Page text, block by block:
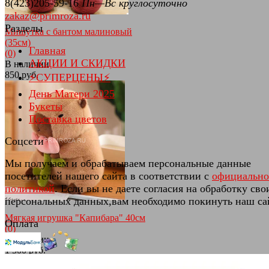
избранное сравнить
Мишутка с бантом малиновый
(35см)
(0)
В наличии
850 руб.
Мягкая игрушка "Капибара" 40см
(0)
В наличии
1 500 руб.
8(423)205-59-16Пн—Вс круглосуточно
zakaz@primroza.ru
Разделы
Главная
АКЦИИ И СКИДКИ
⚡СУПЕРЦЕНЫ⚡
День Матери 2025
Букеты
Поставка цветов
Соцсети
Мы получаем и обрабатываем персональные данные
посетителей нашего сайта в соответствии с
политикой. Если вы не даете согласия на обработку
персональных данных,вам необходимо покинуть наш
Оплата